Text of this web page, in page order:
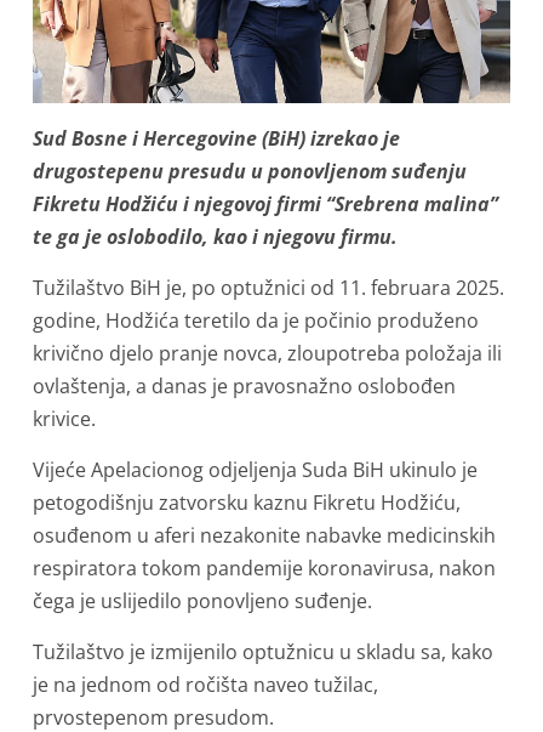
Sud Bosne i Hercegovine (BiH) izrekao je
drugostepenu presudu u ponovljenom suđenju
Fikretu Hodžiću i njegovoj firmi “Srebrena malina”
te ga je oslobodilo, kao i njegovu firmu.
Tužilaštvo BiH je, po optužnici od 11. februara 2025.
godine, Hodžića teretilo da je počinio produženo
krivično djelo pranje novca, zloupotreba položaja ili
ovlaštenja, a danas je pravosnažno oslobođen
krivice.
Vijeće Apelacionog odjeljenja Suda BiH ukinulo je
petogodišnju zatvorsku kaznu Fikretu Hodžiću,
osuđenom u aferi nezakonite nabavke medicinskih
respiratora tokom pandemije koronavirusa, nakon
čega je uslijedilo ponovljeno suđenje.
Tužilaštvo je izmijenilo optužnicu u skladu sa, kako
je na jednom od ročišta naveo tužilac,
prvostepenom presudom.